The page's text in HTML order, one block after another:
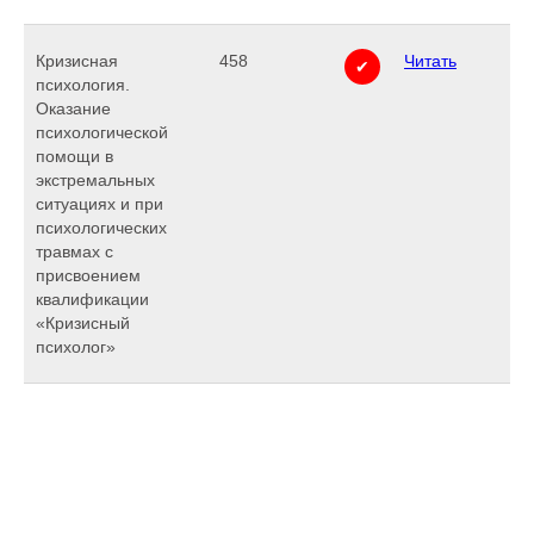
Кризисная
психология.
Оказание
психологической
помощи в
экстремальных
ситуациях и при
психологических
травмах с
присвоением
квалификации
«Кризисный
психолог»
458 ✔ Читать